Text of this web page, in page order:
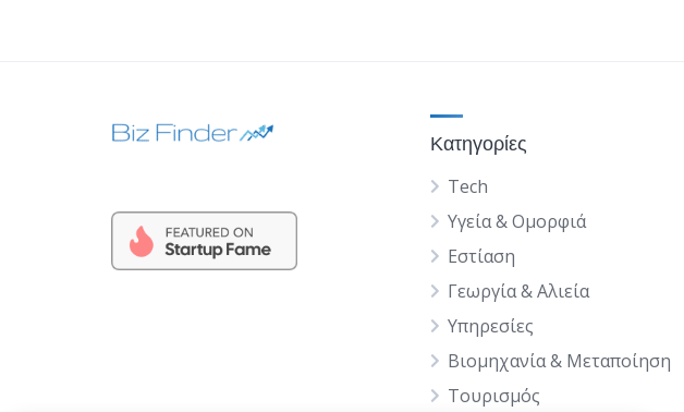
Κατηγορίες
Tech
Υγεία & Ομορφιά
Εστίαση
Γεωργία & Αλιεία
Υπηρεσίες
Βιομηχανία & Μεταποίηση
Τουρισμός